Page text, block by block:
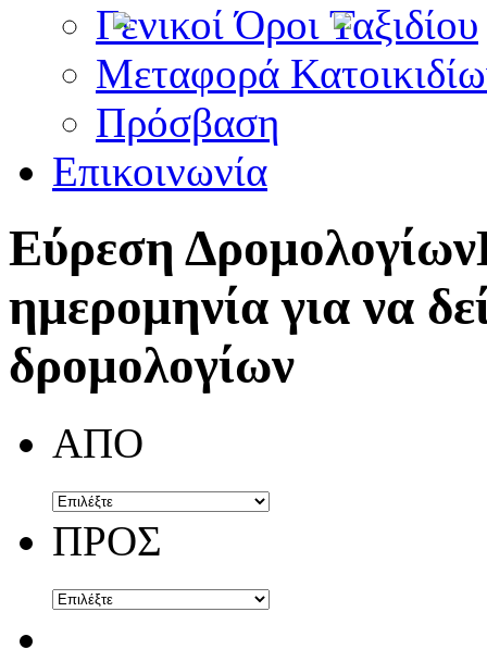
Γενικοί Όροι Ταξιδίου
Μεταφορά
Πρόσβαση
Επικοινωνία
Εύρεση Δρομολογίων
ημερομηνία για να
δρομολογίων
ΑΠΟ
ΠΡΟΣ